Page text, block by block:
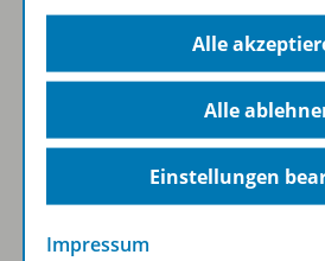
Sofort profitieren
Zum Newsletter
Alle
Alle
Einstellungen
Impressum